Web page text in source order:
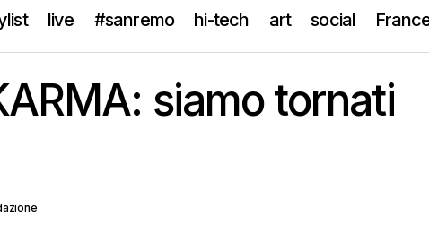
live #sanremo hi-tech art social
Intervista – KARMA: siamo tornati per restare
siamo tornati